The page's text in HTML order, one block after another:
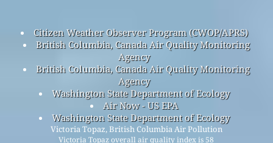
Citizen Weather Observer Program (CWOP/APRS)
British Columbia, Canada Air Quality Monitoring
Agency
British Columbia, Canada Air Quality Monitoring
Agency
Washington State Department of Ecology
Air Now - US EPA
Washington State Department of Ecology
Victoria Topaz, British Columbia Air Pollution
Victoria Topaz overall air quality index is 58